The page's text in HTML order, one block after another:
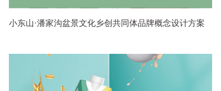
小东山·潘家沟盆景文化乡创共同体品牌概念设计方案